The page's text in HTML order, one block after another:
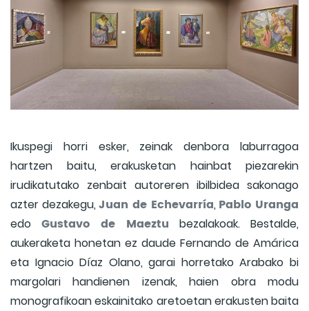
Ikuspegi horri esker, zeinak denbora laburragoa
hartzen baitu, erakusketan hainbat piezarekin
irudikatutako zenbait autoreren ibilbidea sakonago
azter dezakegu,Juan de Echevarría, Pablo Uranga
edo Gustavo de Maeztu bezalakoak. Bestalde,
aukeraketa honetan ez daude Fernando de Amárica
eta Ignacio Díaz Olano, garai horretako Arabako bi
margolari handienen izenak, haien obra modu
monografikoan eskainitako aretoetan erakusten baita